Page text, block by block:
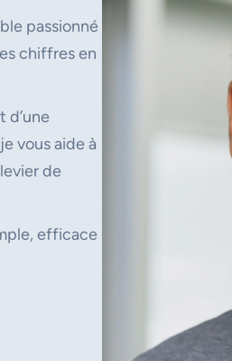
passionné
chiffres en
d’une
vous aide à
de
efficace